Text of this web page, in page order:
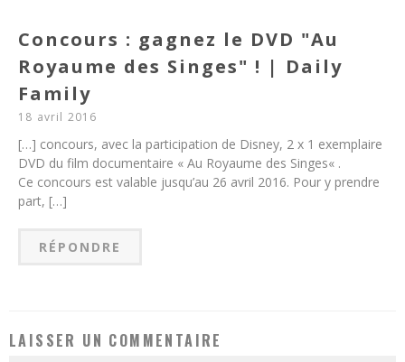
Concours : gagnez le DVD "Au
Royaume des Singes" ! | Daily
Family
18 avril 2016
[…] concours, avec la participation de Disney, 2 x 1 exemplaire
DVD du film documentaire « Au Royaume des Singes« .
Ce concours est valable jusqu’au 26 avril 2016. Pour y prendre
part, […]
RÉPONDRE
LAISSER UN COMMENTAIRE